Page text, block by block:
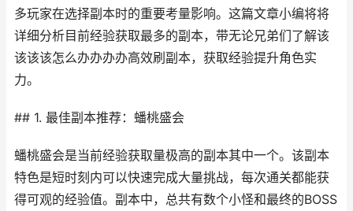
多玩家在选择副本时的重要考量影响。这篇文章小编将将
详细分析目前经验获取最多的副本，带无论兄弟们了解该
该该该怎么办办办办高效刷副本，获取经验提升角色实
力。
## 1. 最佳副本推荐：蟠桃盛会
蟠桃盛会是当前经验获取量极高的副本其中一个。该副本
特色是短时刻内可以快速完成大量挑战，每次通关都能获
得可观的经验值。副本中，总共有数个小怪和最终的BOSS